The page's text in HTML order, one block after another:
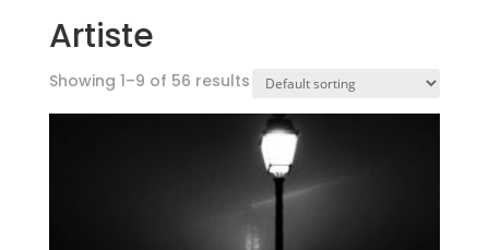
Artiste
Showing 1–9 of 56 results